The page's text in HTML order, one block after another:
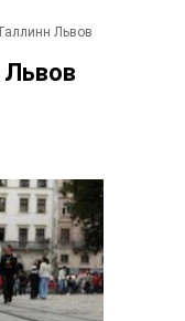
Львов
Львов